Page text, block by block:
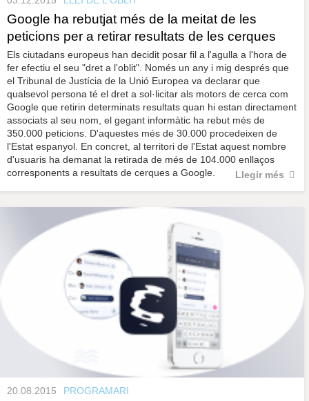
Google ha rebutjat més de la meitat de les
peticions per a retirar resultats de les cerques
Els ciutadans europeus han decidit posar fil a l'agulla a l'hora de
fer efectiu el seu "dret a l'oblit". Només un any i mig després que
el Tribunal de Justícia de la Unió Europea va declarar que
qualsevol persona té el dret a sol·licitar als motors de cerca com
Google que retirin determinats resultats quan hi estan directament
associats al seu nom, el gegant informàtic ha rebut més de
350.000 peticions. D'aquestes més de 30.000 procedeixen de
l'Estat espanyol. En concret, al territori de l'Estat aquest nombre
d'usuaris ha demanat la retirada de més de 104.000 enllaços
corresponents a resultats de cerques a Google.
Llegir més
20.08.2015 PROGRAMARI